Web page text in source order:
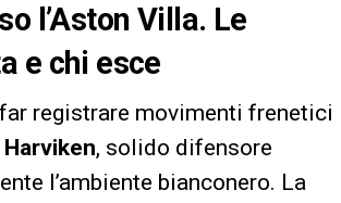
l’Aston Villa. Le
e chi esce
registrare movimenti frenetici
, solido difensore
l’ambiente bianconero. La